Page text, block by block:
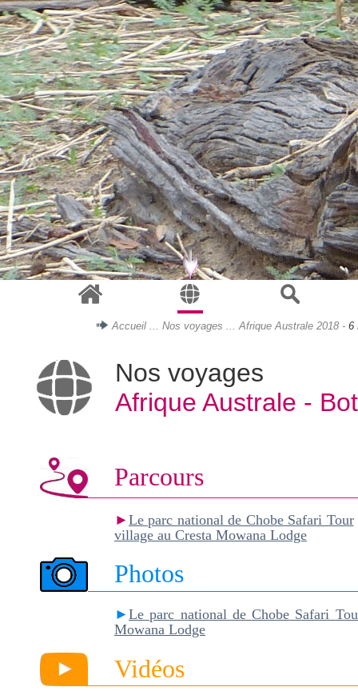
Accueil ... Nos voyages ...Afrique Australe 2018 - 6
Nos voyages
Afrique Australe -
Parcours
► Le parc national de Chobe Safari Tour
village au Cresta Mowana Lodge
Photos
► Le parc national de Chobe Safari
Mowana Lodge
Vidéos